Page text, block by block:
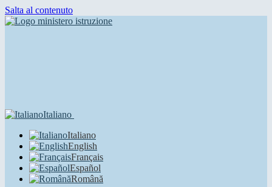
Salta al contenuto
Italiano
Italiano
English
Français
Español
Română